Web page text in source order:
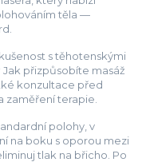
těla —
s těhotenskými
přizpůsobíte masáž
konzultace před
zaměření terapie.
polohy, v
na boku s oporou mezi
tlak na břicho. Po